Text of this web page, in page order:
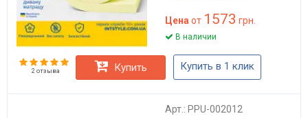
Цена от 1573 грн.
В наличии
2 отзыва Купить Купить в 1 клик
Арт.: PPU-002012